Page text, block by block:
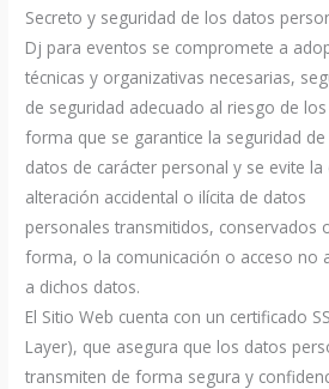
Secreto y seguridad de los datos
Dj para eventos se compromete a
técnicas y organizativas necesarias,
de seguridad adecuado al riesgo de
forma que se garantice la seguridad de
datos de carácter personal y se evite
alteración accidental o ilícita de datos
personales transmitidos, conservados
forma, o la comunicación o acceso no
a dichos datos.
El Sitio Web cuenta con un certificado
Layer), que asegura que los datos
transmiten de forma segura y